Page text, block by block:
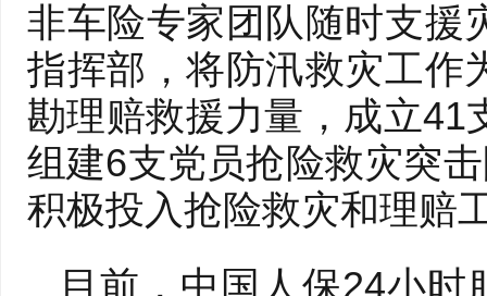
非车险专家团队随时支援
指挥部，将防汛救灾工作
勘理赔救援力量，成立41
组建6支党员抢险救灾突
积极投入抢险救灾和理赔
目前，中国人保24小